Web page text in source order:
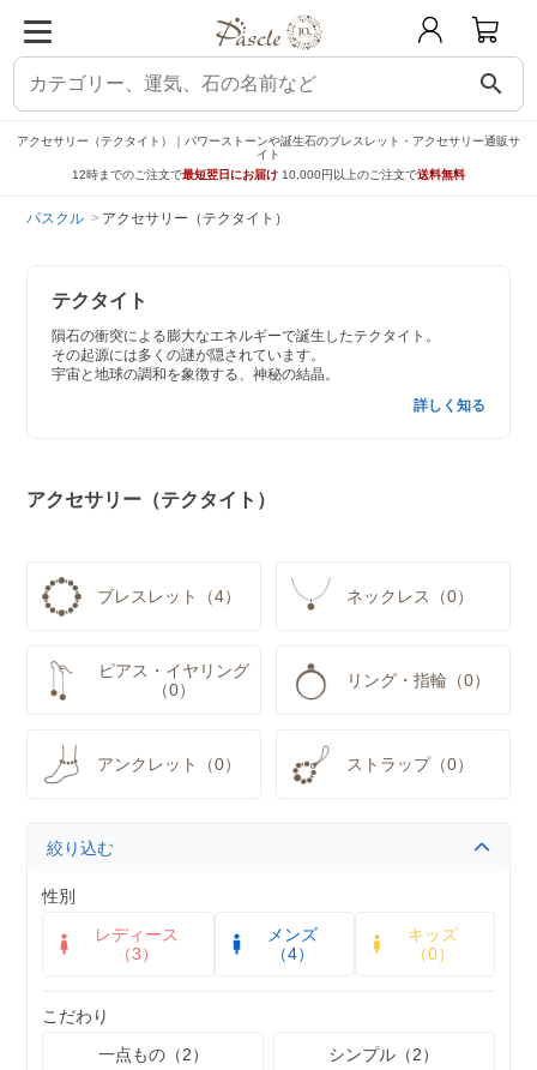
search
アクセサリー（テクタイト）｜パワーストーンや誕生石のブレスレット・アクセサリー通販サ
イト
12時までのご注文で最短翌日にお届け 10,000円以上のご注文で送料無料
パスクル アクセサリー（テクタイト）
テクタイト
隕石の衝突による膨大なエネルギーで誕生したテクタイト。
その起源には多くの謎が隠されています。
宇宙と地球の調和を象徴する、神秘の結晶。
詳しく知る
アクセサリー（テクタイト）
ブレスレット（4） ネックレス（0）
ピアス・イヤリング
（0）
リング・指輪（0）
アンクレット（0） ストラップ（0）
絞り込む
性別
レディース
（3）
メンズ
（4）
キッズ
（0）
こだわり
一点もの（2）
シンプル（2）